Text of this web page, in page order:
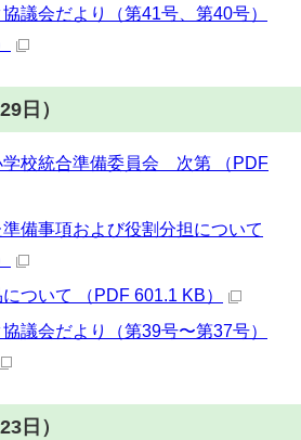
議会だより（第41号、第40号）
日）
学校統合準備委員会 次第 （PDF
備事項および役割分担について
ついて （PDF 601.1 KB）
議会だより（第39号〜第37号）
日）